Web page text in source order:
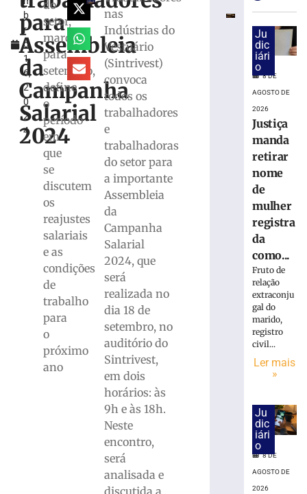
b
r
o
1
6,
2
0
2
4
para
Assembleia
da
Campanha
Salarial
2024
do
setor,
marcada
para
setembro,
define
o
período
em
que
se
discutem
os
reajustes
salariais
e as
condições
de
trabalho
para
o
próximo
ano
nas
Indústrias do
Vestuário
(Sintrivest)
convoca
todos os
trabalhadores
e
trabalhadoras
do setor para
a importante
Assembleia
da
Campanha
Salarial
2024, que
será
realizada no
dia 18 de
setembro, no
auditório do
Sintrivest,
em dois
horários: às
9h e às 18h.
Neste
encontro,
será
analisada e
superam
depósitos
bilhões
julho
agosto
Bingo
Clube
Mães
Apae
Brusque
acontece
próxima
terça,
agosto
Ju
dic
iári
o
8 DE
AGOSTO DE
2026
Justiça
manda
retirar
nome
de
mulher
registra
da
como...
Fruto de
relação
extraconju
gal do
marido,
registro
civil...
Ler mais
»
Ju
dic
iári
o
8 DE
AGOSTO DE
2026